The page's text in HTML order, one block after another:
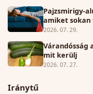
Pajzsmirigy-
amiket
2026. 07. 29.
Várandósság
mit kerülj
2026. 07. 27.
Iránytű